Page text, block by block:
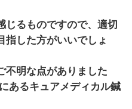
態のことをいい
たらす病気で、
するケースが多
、踵の骨の前方